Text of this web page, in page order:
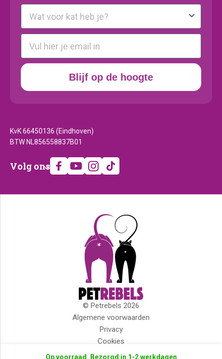
Op voorraad. Bezorgd in 1-2 werkdagen
Kattenras
E-mail
Blijf op de hoogte
KvK 66450136 (Eindhoven)
BTW NL856558837B01
Volg
Volg ons
© Petrebels 2026
Copyright
Algemene voorwaarden
Privacy
Cookies
Disclaimer